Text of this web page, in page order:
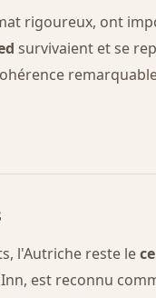
rigoureux, ont
survivaient et se
l'Autriche reste le
est reconnu